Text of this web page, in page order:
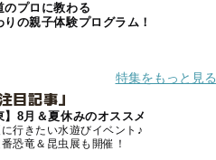
のプロに教わる
りの親子体験プログラム！
特集をもっと見る
目記事」
】8月＆夏休みのオススメ
行きたい水遊びイベント♪
恐竜＆昆虫展も開催！